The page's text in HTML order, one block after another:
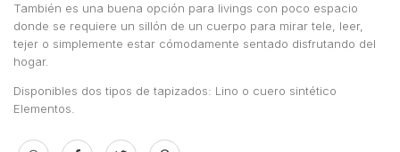
También es una buena opción para livings con poco espacio
donde se requiere un sillón de un cuerpo para mirar tele, leer,
tejer o simplemente estar cómodamente sentado disfrutando del
hogar.
Disponibles dos tipos de tapizados: Lino o cuero sintético
Elementos.